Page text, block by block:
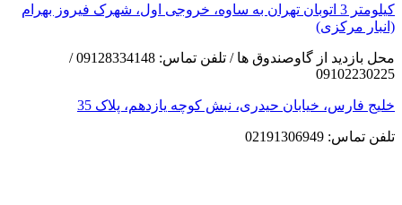
کیلومتر 3 اتوبان تهران به ساوه، خروجی اول، شهرک فیروز بهرام
(انبار مرکزی)
محل بازدید از گاوصندوق ها / تلفن تماس: 09128334148 /
09102230225
خلیج فارس، خیابان حیدری، نبش کوچه یازدهم، پلاک 35
تلفن تماس: 02191306949